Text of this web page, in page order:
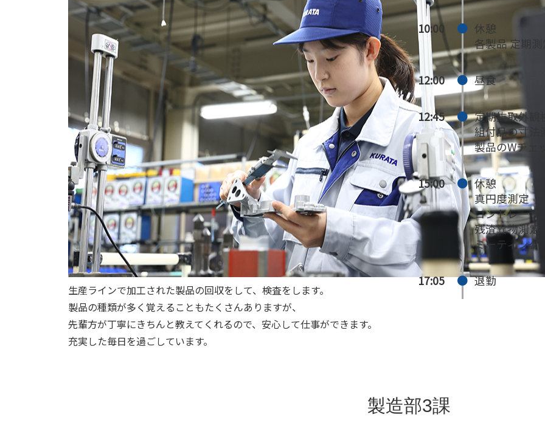
生産ラインで加工された製品の回収をして、検査をします。
製品の種類が多く覚えることもたくさんありますが、
先輩方が丁寧にきちんと教えてくれるので、安心して仕事ができます。
充実した毎日を過ごしています。
10:00
休憩
各製品 定期
12:00 昼食
12:45
定期抜取外観
組付品の寸法
製品のWチェ
15:00
休憩
真円度測定
コントレーサ
残渣異物測定
ミーティング
17:05 退勤
製造部3課